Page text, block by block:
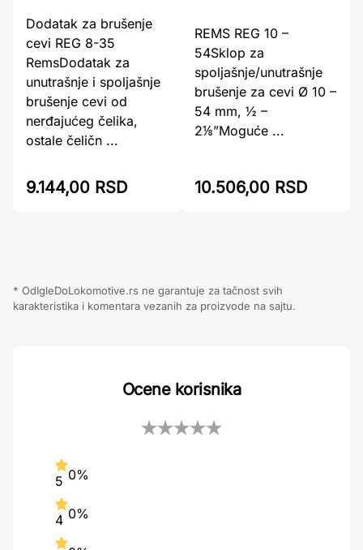
Dodatak za brušenje
cevi REG 8-35
RemsDodatak za
unutrašnje i spoljašnje
brušenje cevi od
nerđajućeg čelika,
ostale čeličn ...
9.144,00 RSD
REMS REG 10 –
54Sklop za
spoljašnje/unutrašnje
brušenje za cevi Ø 10 –
54 mm, ½ –
2⅛”Moguće ...
10.506,00 RSD
* OdIgleDoLokomotive.rs ne garantuje za tačnost svih
karakteristika i komentara vezanih za proizvode na sajtu.
Ocene korisnika
5 0%
4 0%